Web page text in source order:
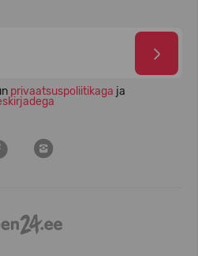
privaatsuspoliitikaga ja